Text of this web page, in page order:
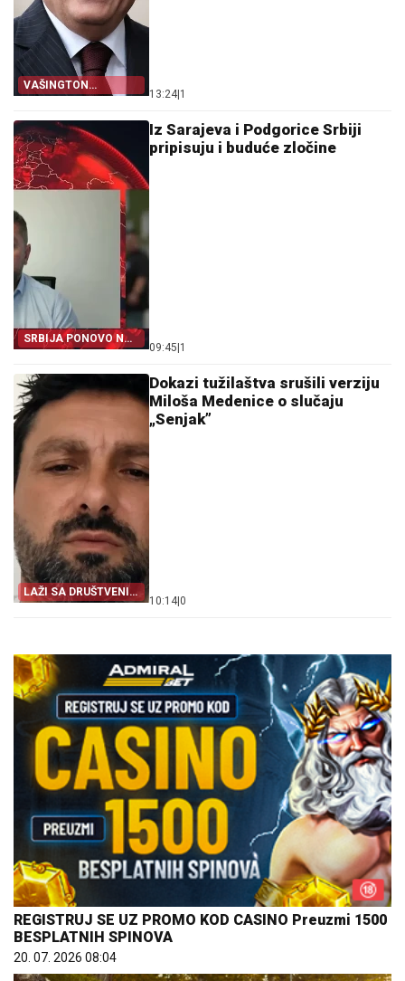
VAŠINGTON
NEZADOVOLJAN
13:24 1
SRBIJA PONOVO NA
METI
Iz Sarajeva i Podgorice Srbiji
pripisuju i buduće zločine
09:45 1
LAŽI SA DRUŠTVENIH
MREŽA
Dokazi tužilaštva srušili verziju
Miloša Medenice o slučaju
„Senjak”
10:14 0
REGISTRUJ SE UZ PROMO KOD CASINO Preuzmi 1500
BESPLATNIH SPINOVA
20. 07. 2026 08:04